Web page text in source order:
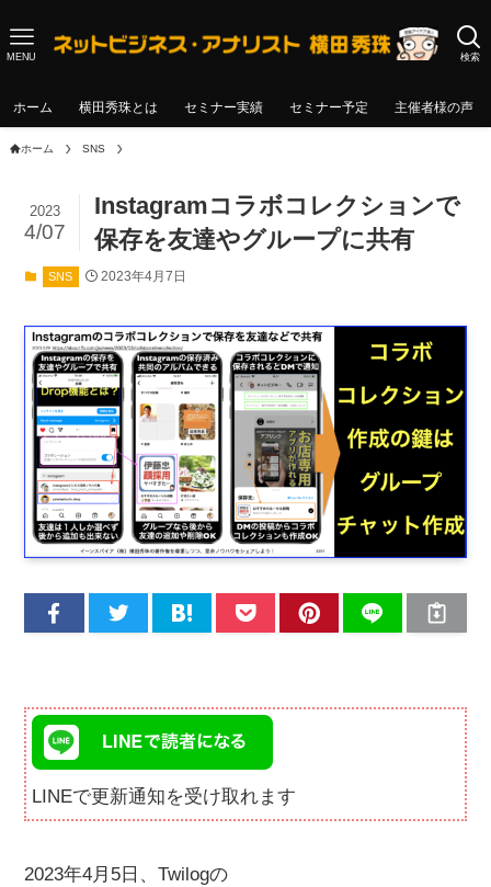
検索
MENU
ホーム 横田秀珠とは セミナー実績 セミナー予定 主催者様の声
ホーム SNS
Instagramコラボコレクションで
保存を友達やグループに共有
2023
4/07
SNS 2023年4月7日
LINEで更新通知を受け取れます
2023年4月5日、Twilogの